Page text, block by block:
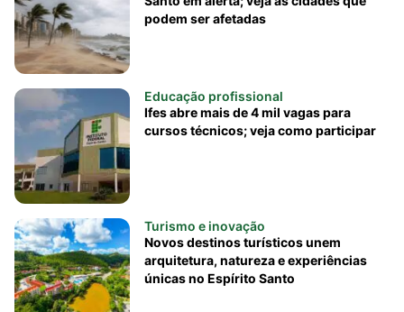
podem ser afetadas
Educação profissional
Ifes abre mais de 4 mil vagas para
cursos técnicos; veja como participar
Turismo e inovação
Novos destinos turísticos unem
arquitetura, natureza e experiências
únicas no Espírito Santo